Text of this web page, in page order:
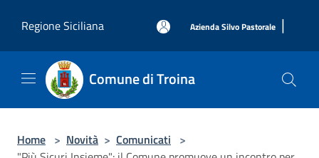
Regione Siciliana
Azienda Silvo Pastorale |
Comune di Troina
Home > Novità > Comunicati >